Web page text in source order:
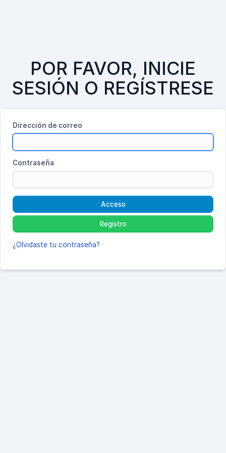
POR FAVOR, INICIE
SESIÓN O REGÍSTRESE
Dirección de correo
Contraseña
Acceso
Registro
¿Olvidaste tu contraseña?